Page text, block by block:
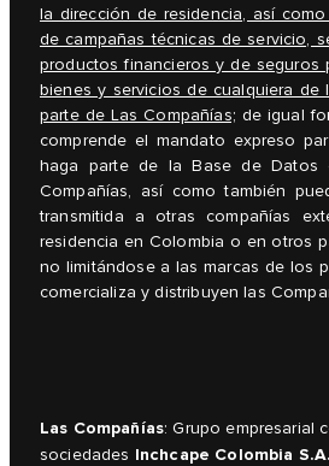
la dirección de residencia, así
de campañas técnicas de servicio,
productos financieros y de seguros
bienes y servicios de cualquiera de
parte de Las Compañías; de igual
comprende el mandato expreso
haga parte de la Base de Datos
Compañías, así como también
transmitida a otras compañías
residencia en Colombia o en otros
no limitándose a las marcas de los
comercializa y distribuyen las
Las Compañías: Grupo empresarial
sociedades Inchcape Colombia